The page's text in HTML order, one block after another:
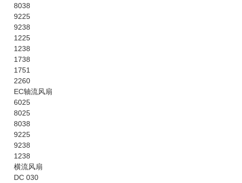
8038
9225
9238
1225
1238
1738
1751
2260
EC轴流风扇
6025
8025
8038
9225
9238
1238
横流风扇
DC 030